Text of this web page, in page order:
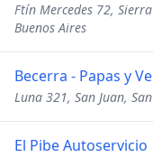
Ftín Mercedes 72,
Buenos Aires
Becerra - Papas y
Luna 321, San Juan,
El Pibe Autoservicio